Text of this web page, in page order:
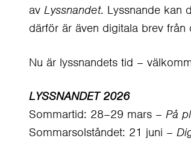
av Lyssnandet. Lyssnande kan
därför är även digitala brev från
Nu är lyssnandets tid –
LYSSNANDET 2026
Sommartid: 28–29 mars – På
Sommarsolståndet: 21 juni –